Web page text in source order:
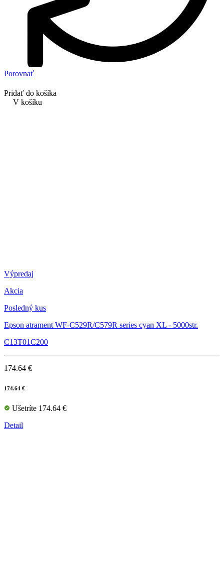
Porovnať
Pridať do košíka
V košíku
Výpredaj
Akcia
Posledný kus
Epson atrament WF-C529R/C579R series cyan XL - 5000str.
C13T01C200
174.64 €
174.64 €
Ušetríte 174.64 €
Detail